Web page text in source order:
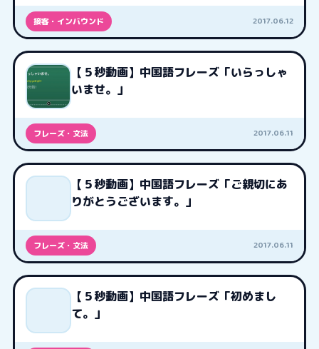
接客・インバウンド 2017.06.12
【５秒動画】中国語フレーズ「いらっしゃ
いませ。」
フレーズ・文法 2017.06.11
【５秒動画】中国語フレーズ「ご親切にあ
りがとうございます。」
フレーズ・文法 2017.06.11
【５秒動画】中国語フレーズ「初めまし
て。」